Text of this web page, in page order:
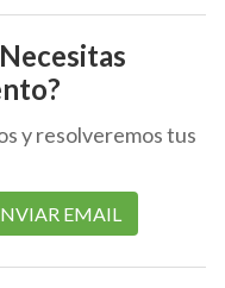
y resolveremos tus
EMAIL